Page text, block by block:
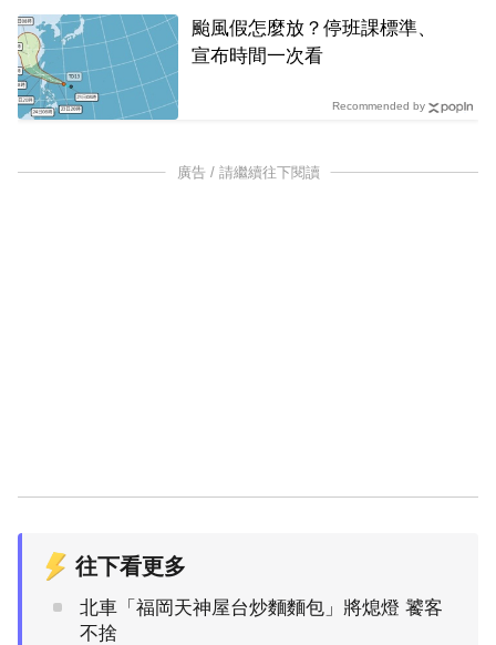
颱風假怎麼放？停班課標準、
宣布時間一次看
Recommended by
廣告 / 請繼續往下閱讀
往下看更多
北車「福岡天神屋台炒麵麵包」將熄燈 饕客
不捨